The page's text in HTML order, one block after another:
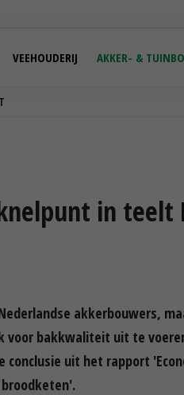
VEEHOUDERIJ AKKER- &
in teelt
akkerbouwers,
bakkwaliteit uit te
uit het rapport